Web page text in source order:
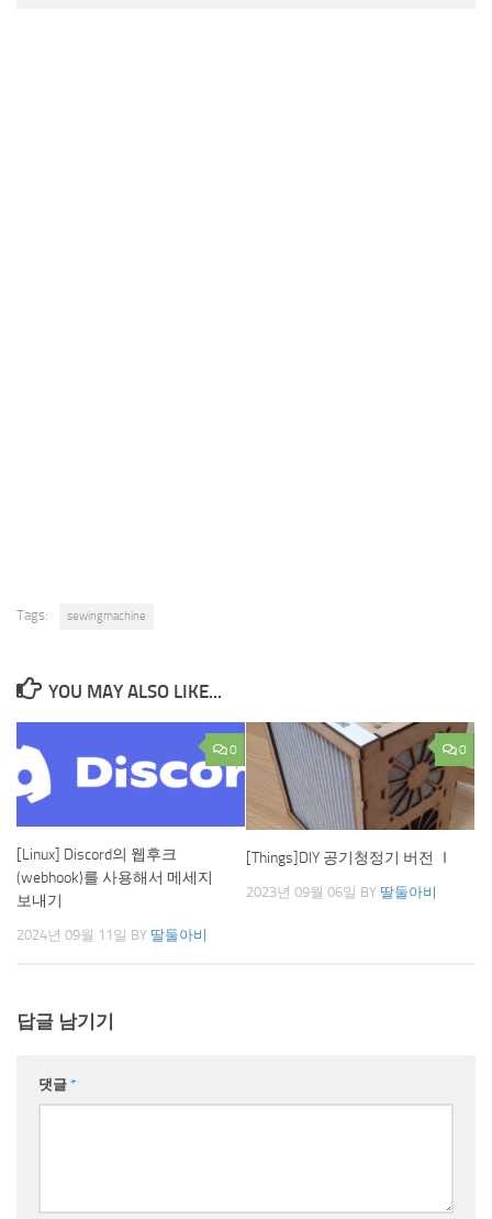
Tags: sewingmachine
YOU MAY ALSO LIKE...
0
[Linux] Discord의 웹후크
(webhook)를 사용해서 메세지
보내기
2024년 09월 11일 BY 딸둘아비
0
[Things]DIY 공기청정기 버전 Ⅰ
2023년 09월 06일 BY 딸둘아비
답글 남기기
댓글 *